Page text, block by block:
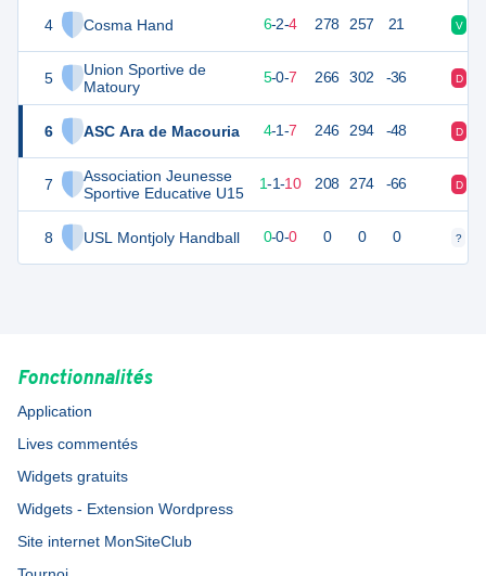
4 Cosma Hand
5
Union Sportive de
Matoury
6 ASC Ara de Macouria
7
Association Jeunesse
Sportive Educative U15
8 USL Montjoly Handball
6-2-4 278 257 21 V
27 5-0-7 266 302 -36 D
25 12 4-1-7 246 294 -48 D
16 12 1-1-10 208 274 -66 D
0 0 0-0-0 0 0 0 ?
Fonctionnalités
Application
Lives commentés
Widgets gratuits
Widgets - Extension Wordpress
Site internet MonSiteClub